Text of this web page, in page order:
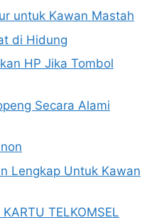
untuk Kawan Mastah
di Hidung
HP Jika Tombol
Secara Alami
Lengkap Untuk Kawan
TELKOMSEL